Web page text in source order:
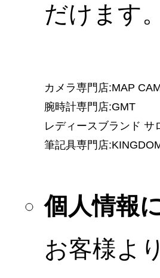
だけます。
カメラ専門店:MAP
腕時計専門店:GMT
レディースブランド サ
筆記具専門店
個人情報
お客様よ